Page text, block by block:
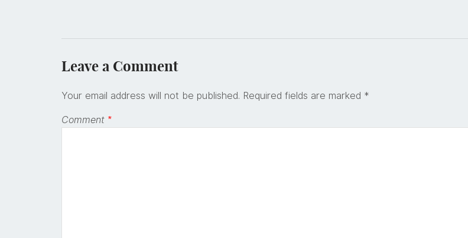
Leave a Comment
Your email address will not be published. Required fields are marked *
Comment *